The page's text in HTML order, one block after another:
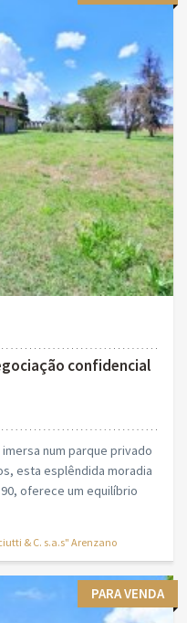
confidencial
num parque privado
esta esplêndida moradia
oferece um equilíbrio
& C. s.a.s" Arenzano
PARA VENDA